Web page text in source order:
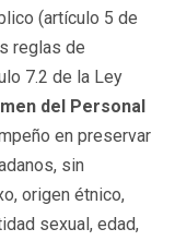
(artículo 5 de
reglas de
7.2 de la Ley
del Personal
en preservar
sin
origen étnico,
sexual, edad,